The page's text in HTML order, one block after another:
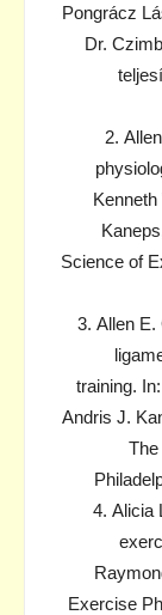
Pongrácz
Dr.
2.
Science of
3. Allen E.
training.
Andris J.
4. Alicia
Exercise